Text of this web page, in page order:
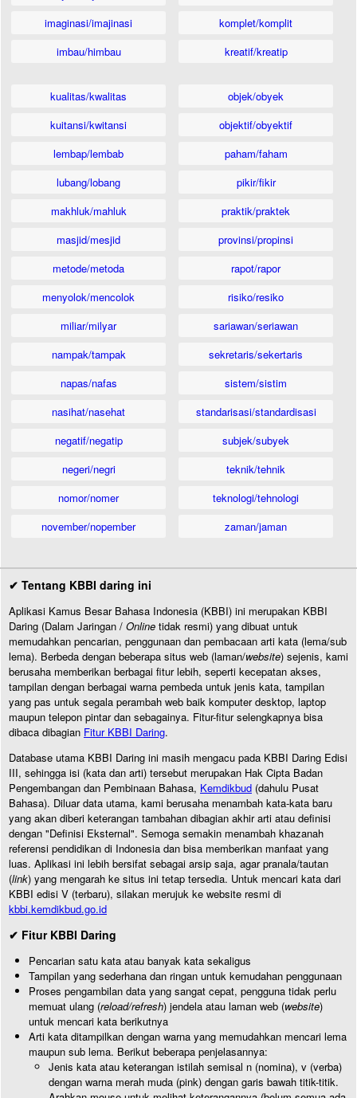
imaginasi/imajinasi
imbau/himbau
komplet/komplit
kreatif/kreatip
kualitas/kwalitas
kuitansi/kwitansi
lembap/lembab
lubang/lobang
makhluk/mahluk
masjid/mesjid
metode/metoda
menyolok/mencolok
miliar/milyar
nampak/tampak
napas/nafas
nasihat/nasehat
negatif/negatip
negeri/negri
nomor/nomer
november/nopember
objek/obyek
objektif/obyektif
paham/faham
pikir/fikir
praktik/praktek
provinsi/propinsi
rapot/rapor
risiko/resiko
sariawan/seriawan
sekretaris/sekertaris
sistem/sistim
standarisasi/standardisasi
subjek/subyek
teknik/tehnik
teknologi/tehnologi
zaman/jaman
✔ Tentang KBBI daring ini
Aplikasi Kamus Besar Bahasa Indonesia (KBBI) ini merupakan KBBI
Daring (Dalam Jaringan / Online tidak resmi) yang dibuat untuk
memudahkan pencarian, penggunaan dan pembacaan arti kata (lema/sub
lema). Berbeda dengan beberapa situs web (laman/website) sejenis, kami
berusaha memberikan berbagai fitur lebih, seperti kecepatan akses,
tampilan dengan berbagai warna pembeda untuk jenis kata, tampilan
yang pas untuk segala perambah web baik komputer desktop, laptop
maupun telepon pintar dan sebagainya. Fitur-fitur selengkapnya bisa
dibaca dibagian Fitur KBBI Daring.
Database utama KBBI Daring ini masih mengacu pada KBBI Daring Edisi
III, sehingga isi (kata dan arti) tersebut merupakan Hak Cipta Badan
Pengembangan dan Pembinaan Bahasa, Kemdikbud (dahulu Pusat
Bahasa). Diluar data utama, kami berusaha menambah kata-kata baru
yang akan diberi keterangan tambahan dibagian akhir arti atau definisi
dengan "Definisi Eksternal". Semoga semakin menambah khazanah
referensi pendidikan di Indonesia dan bisa memberikan manfaat yang
luas. Aplikasi ini lebih bersifat sebagai arsip saja, agar pranala/tautan
(link) yang mengarah ke situs ini tetap tersedia. Untuk mencari kata dari
KBBI edisi V (terbaru), silakan merujuk ke website resmi di
kbbi.kemdikbud.go.id
✔ Fitur KBBI Daring
Pencarian satu kata atau banyak kata sekaligus
Tampilan yang sederhana dan ringan untuk kemudahan penggunaan
Proses pengambilan data yang sangat cepat, pengguna tidak perlu
memuat ulang (reload/refresh) jendela atau laman web (website)
untuk mencari kata berikutnya
Arti kata ditampilkan dengan warna yang memudahkan mencari lema
maupun sub lema. Berikut beberapa penjelasannya:
Jenis kata atau keterangan istilah semisal n (nomina), v (verba)
dengan warna merah muda (pink) dengan garis bawah titik-titik.